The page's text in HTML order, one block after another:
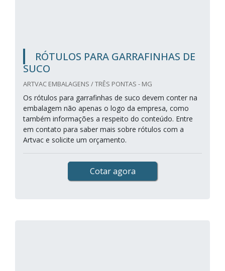
RÓTULOS PARA GARRAFINHAS DE
SUCO
ARTVAC EMBALAGENS / TRÊS PONTAS - MG
Os rótulos para garrafinhas de suco devem conter na
embalagem não apenas o logo da empresa, como
também informações a respeito do conteúdo. Entre
em contato para saber mais sobre rótulos com a
Artvac e solicite um orçamento.
Cotar agora